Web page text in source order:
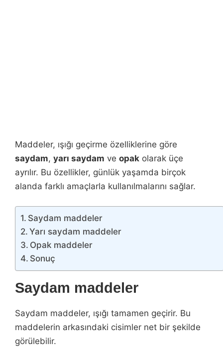
Maddeler, ışığı geçirme özelliklerine göre
saydam, yarı saydam ve opak olarak üçe
ayrılır. Bu özellikler, günlük yaşamda birçok
alanda farklı amaçlarla kullanılmalarını sağlar.
Saydam maddeler
Yarı saydam maddeler
Opak maddeler
Sonuç
Saydam maddeler
Saydam maddeler, ışığı tamamen geçirir. Bu
maddelerin arkasındaki cisimler net bir şekilde
görülebilir.